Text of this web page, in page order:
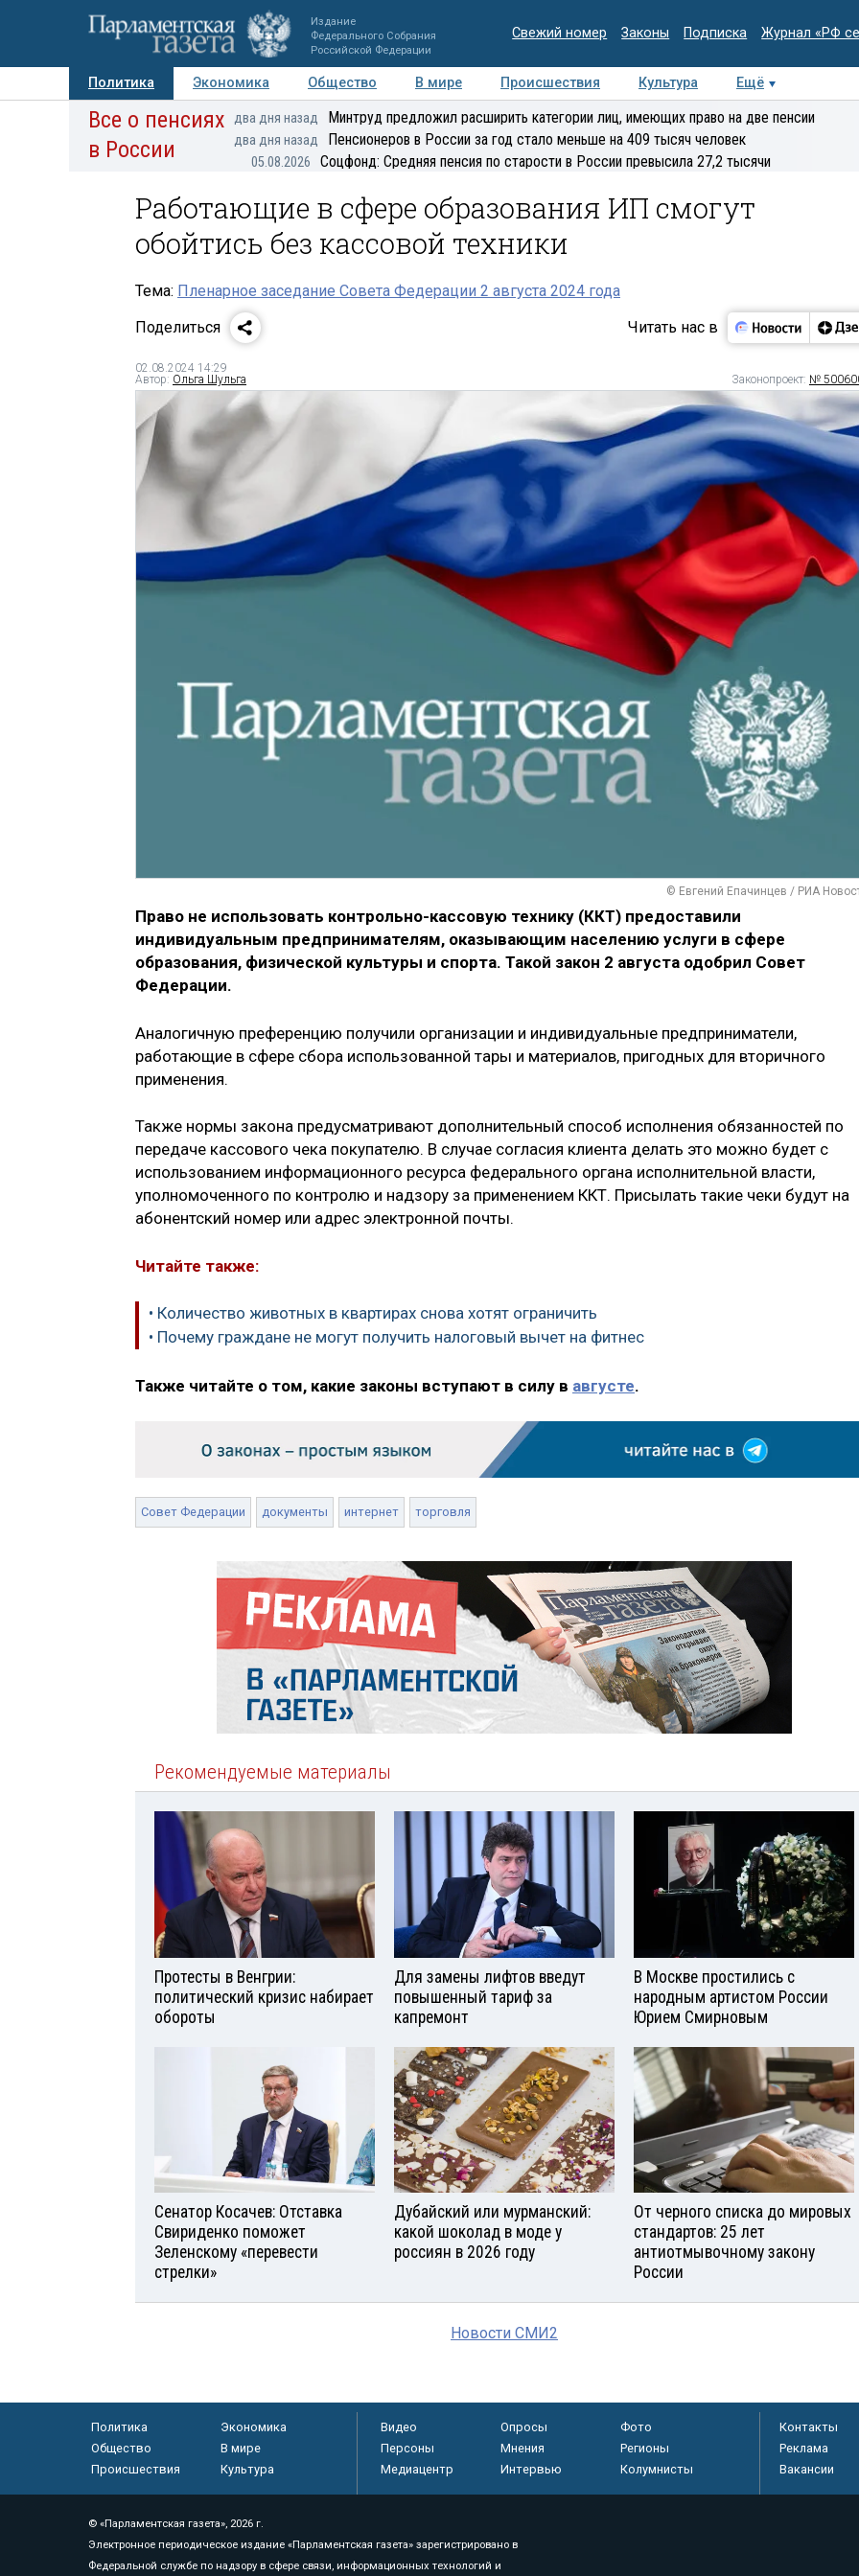
Издание
Федерального Собрания
Российской Федерации
Свежий номер Законы Подписка Журнал «РФ
Политика Экономика Общество В мире Происшествия Культура
Ещё
Авторы Персоны Мнения Регионы Медиацентр Интервью Колумнисты
Все о пенсиях
в России
два дня назад Минтруд предложил расширить категории лиц, имеющих право на две пенсии
два дня назад Пенсионеров в России за год стало меньше на 409 тысяч человек
05.08.2026 Соцфонд: Средняя пенсия по старости в России превысила 27,2 тысячи
Работающие в сфере образования ИП смогут
обойтись без кассовой техники
Тема: Пленарное заседание Совета Федерации 2 августа 2024 года
Поделиться
Читать нас в
02.08.2024 14:29
Автор: Ольга Шульга Законопроект: №
© Евгений Епачинцев / РИА
Право не использовать контрольно-кассовую технику (ККТ) предоставили
индивидуальным предпринимателям, оказывающим населению услуги в сфере
образования, физической культуры и спорта. Такой закон 2 августа одобрил Совет
Федерации.
Аналогичную преференцию получили организации и индивидуальные предприниматели,
работающие в сфере сбора использованной тары и материалов, пригодных для вторичного
применения.
Также нормы закона предусматривают дополнительный способ исполнения обязанностей по
передаче кассового чека покупателю. В случае согласия клиента делать это можно будет с
использованием информационного ресурса федерального органа исполнительной власти,
уполномоченного по контролю и надзору за применением ККТ. Присылать такие чеки будут на
абонентский номер или адрес электронной почты.
Читайте также:
• Количество животных в квартирах снова хотят ограничить
• Почему граждане не могут получить налоговый вычет на фитнес
Также читайте о том, какие законы вступают в силу в августе.
Совет Федерации документы интернет торговля
Рекомендуемые материалы
Протесты в Венгрии:
политический кризис набирает
обороты
Для замены лифтов введут
повышенный тариф за
капремонт
В Москве простились с
народным артистом России
Юрием Смирновым
Сенатор Косачев: Отставка
Свириденко поможет
Зеленскому «перевести
стрелки»
Дубайский или мурманский:
какой шоколад в моде у
россиян в 2026 году
От черного списка до мировых
стандартов: 25 лет
антиотмывочному закону
России
Новости СМИ2
Политика
Экономика
Общество
В мире
Происшествия
Культура
Видео Опросы
Фото
Персоны
Мнения
Регионы
Медиацентр
Интервью Колумнисты
Контакты
Реклама
Вакансии
© «Парламентская газета», 2026 г.
Электронное периодическое издание «Парламентская газета» зарегистрировано в
Федеральной службе по надзору в сфере связи, информационных технологий и